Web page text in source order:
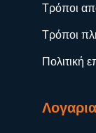
Τρόποι
Τρόποι
Πολιτική